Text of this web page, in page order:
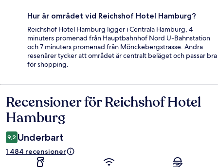
Hur är området vid Reichshof Hotel Hamburg?
Reichshof Hotel Hamburg ligger i Centrala Hamburg, 4
minuters promenad från Hauptbahnhof Nord U-Bahnstation
och 7 minuters promenad från Mönckebergstrasse. Andra
resenärer tycker att området är centralt beläget och passar bra
för shopping.
Recensioner
Recensioner för Reichshof Hotel
Hamburg
9,2 Underbart
1 484 recensioner